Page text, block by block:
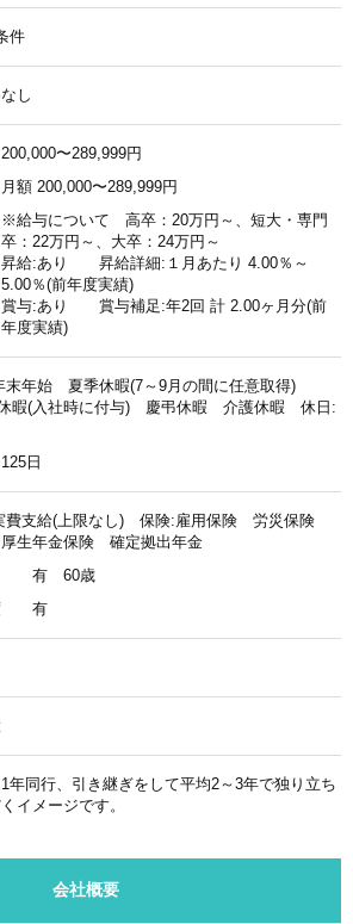
件
し
200,000〜289,999円
月額 200,000〜289,999円
※給与について 高卒：20万円～、短大・専門
卒：22万円～、大卒：24万円～
昇給:あり 昇給詳細:１月あたり 4.00％～
5.00％(前年度実績)
賞与:あり 賞与補足:年2回 計 2.00ヶ月分(前
年度実績)
末年始 夏季休暇(7～9月の間に任意取得)
暇(入社時に付与) 慶弔休暇 介護休暇 休日:
日
費支給(上限なし) 保険:雇用保険 労災保険
生年金保険 確定拠出年金
有 60歳
有
年同行、引き継ぎをして平均2～3年で独り立ち
イメージです。
会社概要